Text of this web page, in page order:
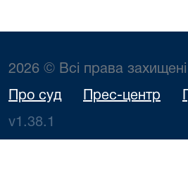
2026 © Всі права захищені
Про суд Прес-центр
v1.38.1